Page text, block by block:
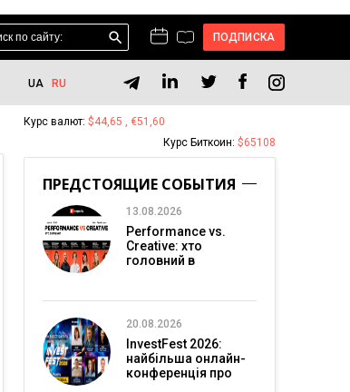
ПОДПИСКА
UA RU
Курс валют: $44,65 , €51,60
Курс Биткоин: $65108
ПРЕДСТОЯЩИЕ СОБЫТИЯ
13.08.2026
Performance vs.
Creative: хто
головний в
20.08.2026
InvestFest 2026:
найбільша онлайн-
конференція про